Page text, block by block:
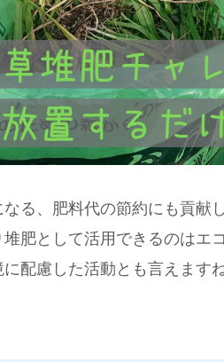
る、肥料代の節約にも貢献
肥として活用できるのはエ
配慮した活動とも言えます